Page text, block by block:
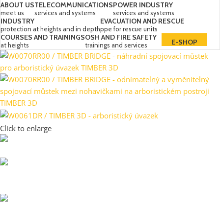
ABOUT US
meet us
TELECOMMUNICATIONS
services and systems
POWER INDUSTRY
services and systems
INDUSTRY
protection at heights and in depth
EVACUATION AND RESCUE
ppe for rescue units
COURSES AND TRAININGS
at heights
OSH AND FIRE SAFETY
trainings and services E-SHOP
Click to enlarge